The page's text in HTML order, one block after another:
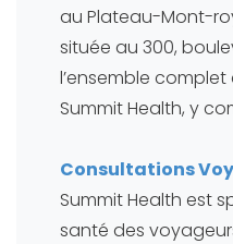
au Plateau-Mont-
située au 300,
l’ensemble
Summit Health, y
Consultations
Summit Health est
santé des